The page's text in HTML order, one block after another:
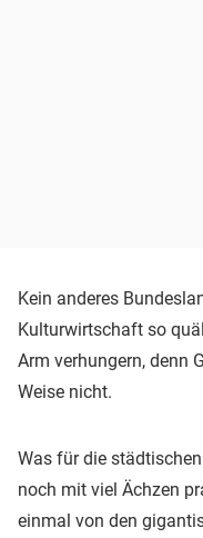
Kein anderes
Kulturwirtschaft so
Arm verhungern, denn
Weise nicht.
Was für die
noch mit viel Ächzen
einmal von den